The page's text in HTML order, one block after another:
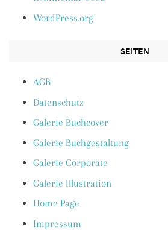
WordPress.org
SEITEN
AGB
Datenschutz
Galerie Buchcover
Galerie Buchgestaltung
Galerie Corporate
Galerie Illustration
Home Page
Impressum